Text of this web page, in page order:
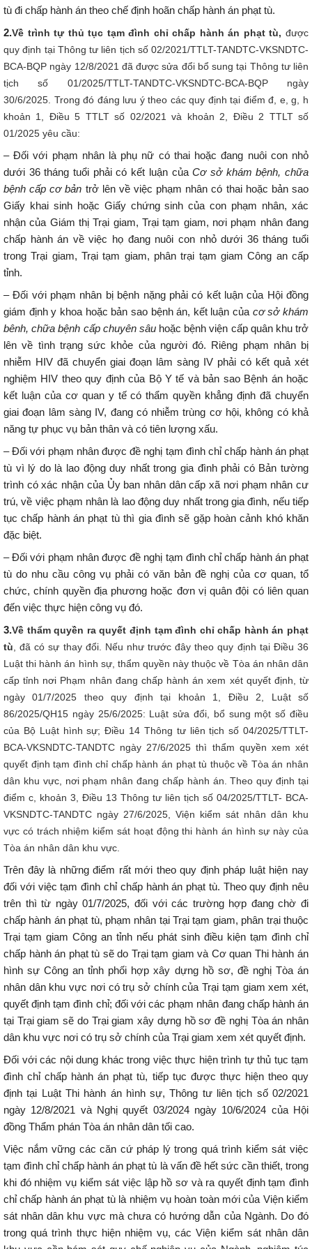
tù đi chấp hành án theo chế định hoãn chấp hành án phạt tù.
2.Về trình tự thủ tục tạm đình chỉ chấp hành án phạt tù, được
quy định tại Thông tư liên tịch số 02/2021/TTLT-TANDTC-VKSNDTC-
BCA-BQP ngày 12/8/2021 đã được sửa đổi bổ sung tại Thông tư liên
tịch số 01/2025/TTLT-TANDTC-VKSNDTC-BCA-BQP ngày
30/6/2025. Trong đó đáng lưu ý theo các quy định tại điểm đ, e, g, h
khoản 1, Điều 5 TTLT số 02/2021 và khoản 2, Điều 2 TTLT số
01/2025 yêu cầu:
– Đối với phạm nhân là phụ nữ có thai hoặc đang nuôi con nhỏ
dưới 36 tháng tuổi phải có kết luận củaCơ sở khám bệnh, chữa
bệnh cấp cơ bản trở lên về việc phạm nhân có thai hoặc bản sao
Giấy khai sinh hoặc Giấy chứng sinh của con phạm nhân, xác
nhận của Giám thị Trại giam, Trại tạm giam, nơi phạm nhân đang
chấp hành án về việc họ đang nuôi con nhỏ dưới 36 tháng tuổi
trong Trại giam, Trại tạm giam, phân trại tạm giam Công an cấp
tỉnh.
– Đối với phạm nhân bị bệnh nặng phải có kết luận của Hội đồng
giám định y khoa hoặc bản sao bệnh án, kết luận của cơ sở khám
bênh, chữa bệnh cấp chuyên sâuhoặc bệnh viện cấp quân khu trở
lên về tình trạng sức khỏe của người đó. Riêng phạm nhân bị
nhiễm HIV đã chuyển giai đoạn lâm sàng IV phải có kết quả xét
nghiệm HIV theo quy định của Bộ Y tế và bản sao Bệnh án hoặc
kết luận của cơ quan y tế có thẩm quyền khẳng định đã chuyển
giai đoạn lâm sàng IV, đang có nhiễm trùng cơ hội, không có khả
năng tự phục vụ bản thân và có tiên lượng xấu.
– Đối với phạm nhân được đề nghị tạm đình chỉ chấp hành án phạt
tù vì lý do là lao động duy nhất trong gia đình phải có Bản tường
trình có xác nhận của Ủy ban nhân dân cấp xã nơi phạm nhân cư
trú, về việc phạm nhân là lao động duy nhất trong gia đình, nếu tiếp
tục chấp hành án phạt tù thì gia đình sẽ gặp hoàn cảnh khó khăn
đặc biệt.
– Đối với phạm nhân được đề nghị tạm đình chỉ chấp hành án phạt
tù do nhu cầu công vụ phải có văn bản đề nghị của cơ quan, tổ
chức, chính quyền địa phương hoặc đơn vị quân đội có liên quan
đến việc thực hiện công vụ đó.
3.Về thẩm quyền ra quyết định tạm đình chỉ chấp hành án phạt
tù , đã có sự thay đổi. Nếu như trước đây theo quy định tại Điều 36
Luật thi hành án hình sự, thẩm quyền này thuộc về Tòa án nhân dân
cấp tỉnh nơi Phạm nhân đang chấp hành án xem xét quyết định, từ
ngày 01/7/2025 theo quy định tại khoản 1, Điều 2, Luật số
86/2025/QH15 ngày 25/6/2025: Luật sửa đổi, bổ sung một số điều
của Bộ Luật hình sự; Điều 14 Thông tư liên tịch số 04/2025/TTLT-
BCA-VKSNDTC-TANDTC ngày 27/6/2025 thì thẩm quyền xem xét
quyết định tạm đình chỉ chấp hành án phạt tù thuộc về Tòa án nhân
dân khu vực, nơi phạm nhân đang chấp hành án. Theo quy định tại
điểm c, khoản 3, Điều 13 Thông tư liên tịch số 04/2025/TTLT- BCA-
VKSNDTC-TANDTC ngày 27/6/2025, Viện kiểm sát nhân dân khu
vực có trách nhiệm kiểm sát hoạt động thi hành án hình sự này của
Tòa án nhân dân khu vực.
Trên đây là những điểm rất mới theo quy định pháp luật hiện nay
đối với việc tạm đình chỉ chấp hành án phạt tù. Theo quy định nêu
trên thì từ ngày 01/7/2025, đối với các trường hợp đang chờ đi
chấp hành án phạt tù, phạm nhân tại Trại tạm giam, phân trại thuộc
Trại tạm giam Công an tỉnh nếu phát sinh điều kiện tạm đình chỉ
chấp hành án phạt tù sẽ do Trại tạm giam và Cơ quan Thi hành án
hình sự Công an tỉnh phối hợp xây dựng hồ sơ, đề nghị Tòa án
nhân dân khu vực nơi có trụ sở chính của Trại tạm giam xem xét,
quyết định tạm đình chỉ; đối với các phạm nhân đang chấp hành án
tại Trại giam sẽ do Trại giam xây dựng hồ sơ đề nghị Tòa án nhân
dân khu vực nơi có trụ sở chính của Trại giam xem xét quyết định.
Đối với các nội dung khác trong việc thực hiện trình tự thủ tục tạm
đình chỉ chấp hành án phạt tù, tiếp tục được thực hiện theo quy
định tại Luật Thi hành án hình sự, Thông tư liên tịch số 02/2021
ngày 12/8/2021 và Nghị quyết 03/2024 ngày 10/6/2024 của Hội
đồng Thẩm phán Tòa án nhân dân tối cao.
Việc nắm vững các căn cứ pháp lý trong quá trình kiểm sát việc
tạm đình chỉ chấp hành án phạt tù là vấn đề hết sức cần thiết, trong
khi đó nhiệm vụ kiểm sát việc lập hồ sơ và ra quyết định tạm đình
chỉ chấp hành án phạt tù là nhiệm vụ hoàn toàn mới của Viện kiểm
sát nhân dân khu vực mà chưa có hướng dẫn của Ngành. Do đó
trong quá trình thực hiện nhiệm vụ, các Viện kiểm sát nhân dân